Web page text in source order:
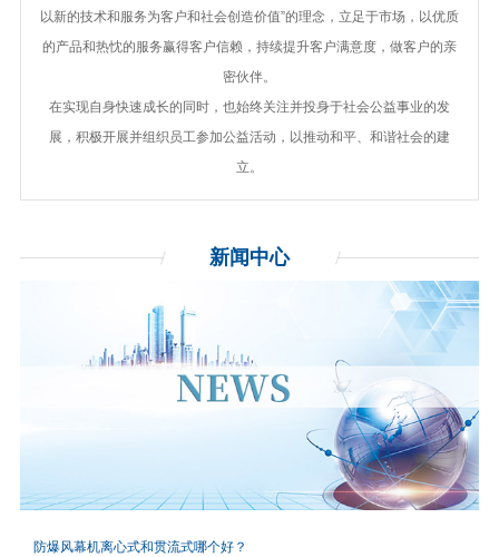
以新的技术和服务为客户和社会创造价值”的理念，立足于市场，以优质
的产品和热忱的服务赢得客户信赖，持续提升客户满意度，做客户的亲
密伙伴。
在实现自身快速成长的同时，也始终关注并投身于社会公益事业的发
展，积极开展并组织员工参加公益活动，以推动和平、和谐社会的建
立。
新闻 中心
防爆风幕机离心式和贯流式哪个好？